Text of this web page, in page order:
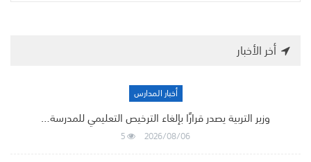
أخر الأخبار
أخبار المدارس
وزير التربية يصدر قرارًا بإلغاء الترخيص التعليمي للمدرسة…
2026/08/06
5